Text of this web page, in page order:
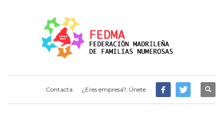
Contacta ¿Eres empresa?, Únete